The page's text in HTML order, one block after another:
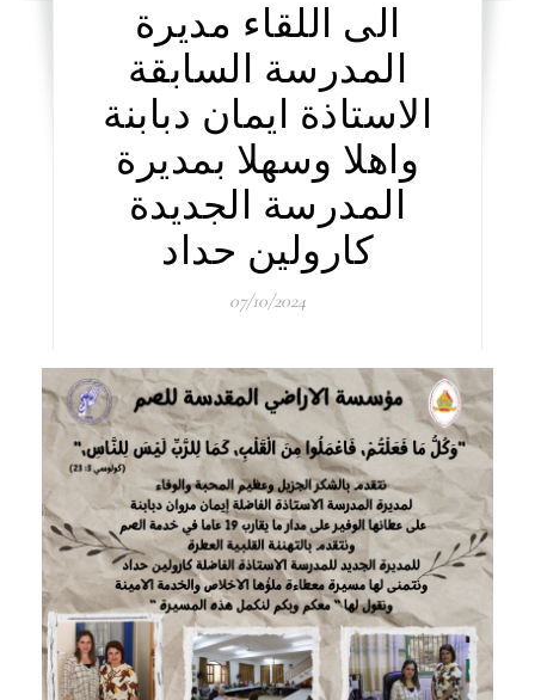
الى اللقاء مديرة
المدرسة السابقة
الاستاذة ايمان دبابنة
واهلا وسهلا بمديرة
المدرسة الجديدة
كارولين حداد
07/10/2024